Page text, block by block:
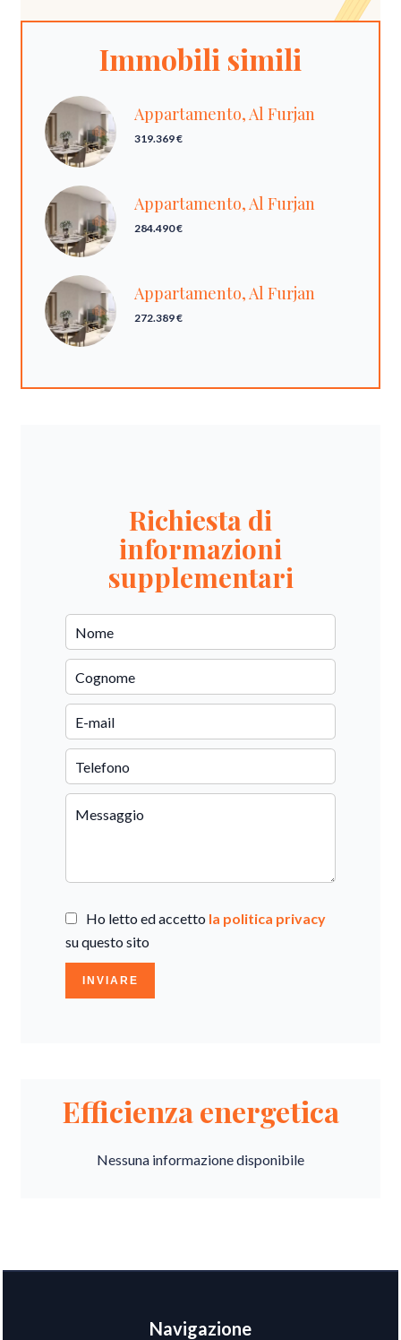
Immobili simili
Appartamento, Al Furjan
319.369 €
Appartamento, Al Furjan
284.490 €
Appartamento, Al Furjan
272.389 €
Richiesta di
informazioni
supplementari
Ho letto ed accetto la politica privacy
su questo sito
INVIARE
Efficienza energetica
Nessuna informazione disponibile
Navigazione